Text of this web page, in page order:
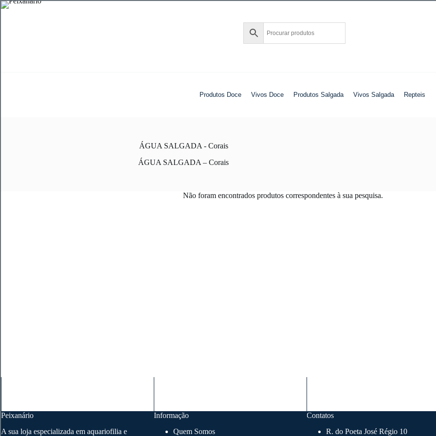
Pular
Produtos Doce Vivos Doce Produtos Salgada Vivos Salgada Repteis
ÁGUA SALGADA - Corais
ÁGUA SALGADA – Corais
Não foram encontrados produtos correspondentes à sua pesquisa.
Peixanário
A sua loja especializada em aquariofilia e
Informação
Quem Somos
Contatos
R. do Poeta José Régio 10